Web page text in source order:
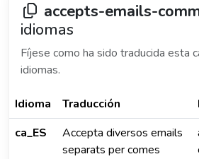
accepts-emails-
idiomas
Fíjese como ha sido traducida esta
idiomas.
Idioma Traducción
ca_ES
Accepta diversos emails
separats per comes